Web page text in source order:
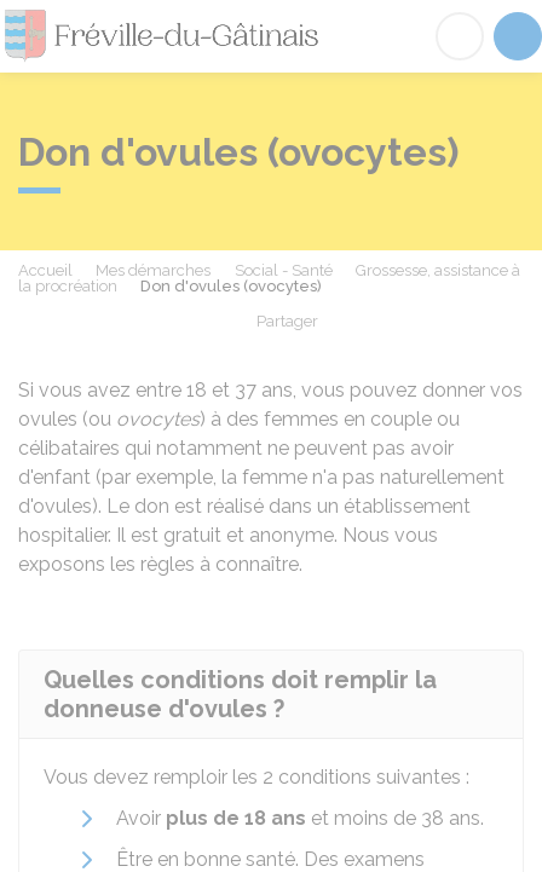
Fréville-du-
Don d'ovules (ovocytes)
Accueil Mes démarches Social - Santé
Grossesse, assistance à
la procréation
Don d'ovules (ovocytes)
Partager
Si vous avez entre 18 et 37 ans, vous pouvez donner vos
ovules (ou ovocytes) à des femmes en couple ou
célibataires qui notamment ne peuvent pas avoir
d'enfant (par exemple, la femme n'a pas naturellement
d'ovules). Le don est réalisé dans un établissement
hospitalier. Il est gratuit et anonyme. Nous vous
exposons les règles à connaître.
Quelles conditions doit remplir la
donneuse d'ovules ?
Vous devez remploir les 2 conditions suivantes :
Avoir plus de 18 ans et moins de 38 ans.
Être en bonne santé. Des examens